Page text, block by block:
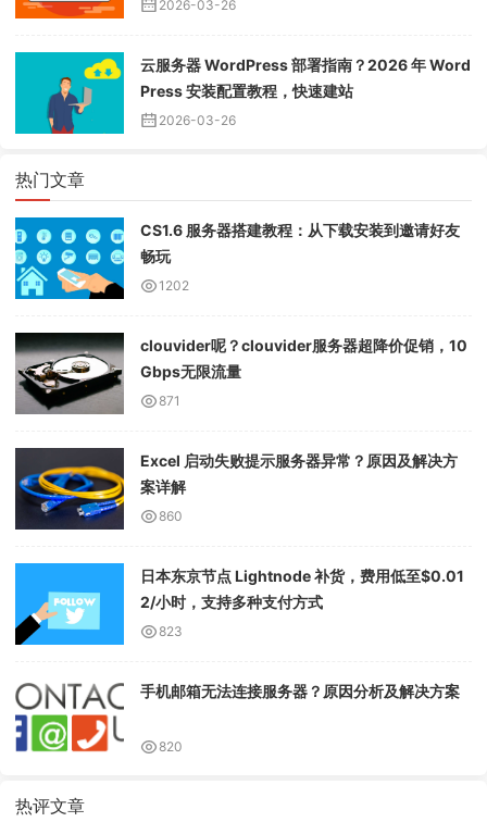
2026-03-26
云服务器 WordPress 部署指南？2026 年 Word
Press 安装配置教程，快速建站
2026-03-26
热门文章
CS1.6 服务器搭建教程：从下载安装到邀请好友
畅玩
1202
clouvider呢？clouvider服务器超降价促销，10
Gbps无限流量
871
Excel 启动失败提示服务器异常？原因及解决方
案详解
860
日本东京节点 Lightnode 补货，费用低至$0.01
2/小时，支持多种支付方式
823
手机邮箱无法连接服务器？原因分析及解决方案
820
热评文章